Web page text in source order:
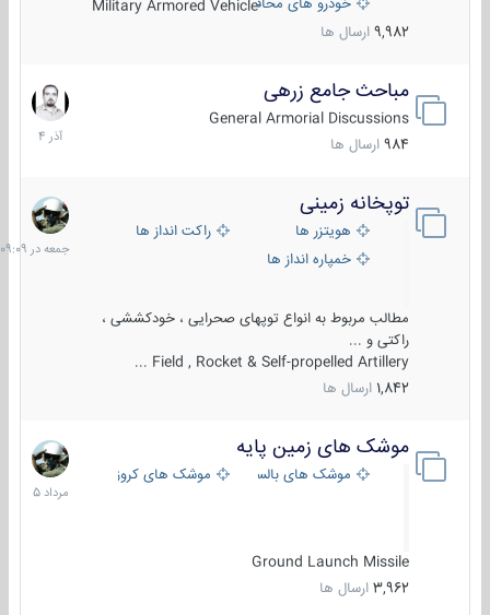
خودرو های محافظت شدهMilitary Armored Vehicle
9,982 ارسال ها
مباحث جامع زرهی
General Armorial Discussions
984 ارسال ها
7
آذر
1404
توپخانه زمینی
هویتزر ها
راکت انداز ها
خمپاره انداز ها
مطالب مربوط به انواع توپهای صحرایی ، خودکششی ،
راکتی و ...
Field , Rocket & Self-propelled Artillery ...
1,842 ارسال ها
جمعه
در
09:09
موشک های زمین پایه
موشک های بالستیک موشک های کروز
Ground Launch Missile
3,962 ارسال ها
2
مرداد
1405